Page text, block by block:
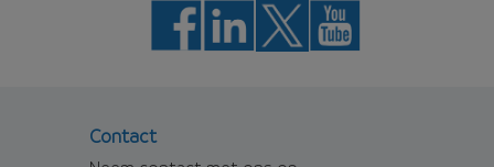
Contact